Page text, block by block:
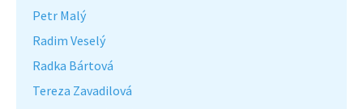
Petr Malý
Radim Veselý
Radka Bártová
Tereza Zavadilová